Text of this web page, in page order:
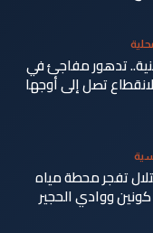
تدهور مفاجئ في
تصل إلى أوجها
تفجر محطة مياه
ووادي الحجير